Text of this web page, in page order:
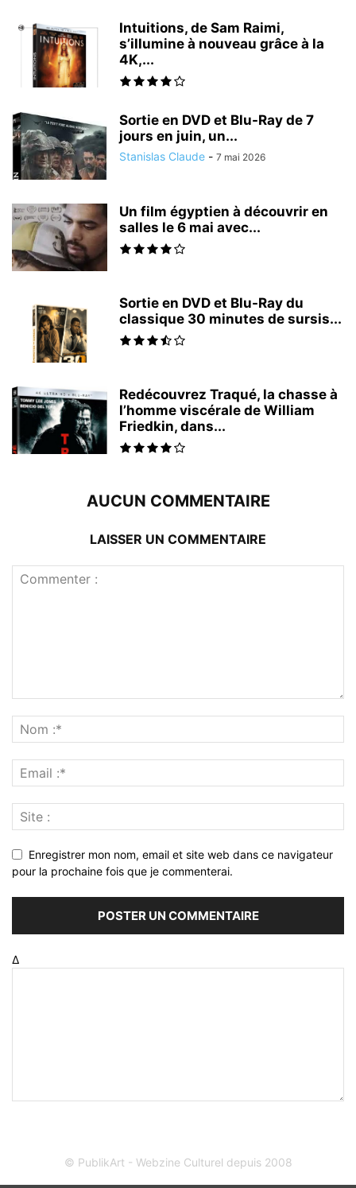
Intuitions, de Sam Raimi,
s’illumine à nouveau grâce à la
4K,...
Sortie en DVD et Blu-Ray de 7
jours en juin, un...
Stanislas Claude - 7 mai 2026
Un film égyptien à découvrir en
salles le 6 mai avec...
Sortie en DVD et Blu-Ray du
classique 30 minutes de sursis...
Redécouvrez Traqué, la chasse à
l’homme viscérale de William
Friedkin, dans...
AUCUN COMMENTAIRE
LAISSER UN COMMENTAIRE
Enregistrer mon nom, email et site web dans ce navigateur
pour la prochaine fois que je commenterai.
Δ
© PublikArt - Webzine Culturel depuis 2008